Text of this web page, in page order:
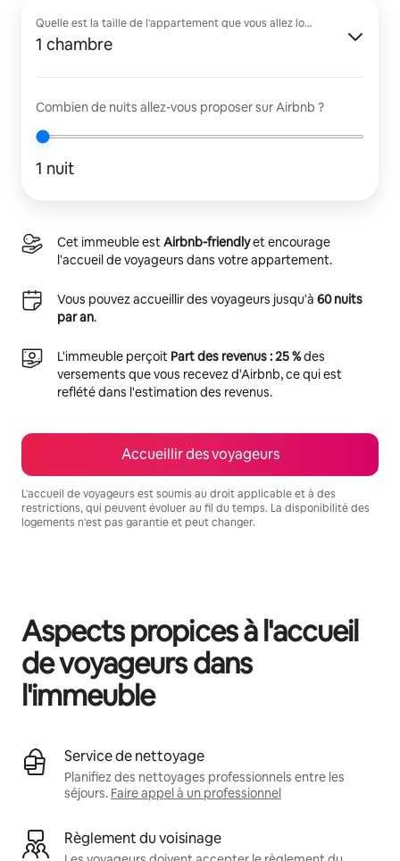
Quelle est la taille de l'appartement que vous allez louer ?
1 chambre
Combien de nuits allez-vous proposer sur Airbnb ?
1 nuit
Cet immeuble estAirbnb-friendlyet encourage
l'accueil de voyageurs dans votre appartement.
Vous pouvez accueillir des voyageurs jusqu'à 60 nuits
par an.
L'immeuble perçoit Part des revenus : 25 %des
versements que vous recevez d'Airbnb, ce qui est
reflété dans l'estimation des revenus.
Accueillir des voyageurs
L'accueil de voyageurs est soumis au droit applicable et à des
restrictions, qui peuvent évoluer au fil du temps. La disponibilité des
logements n'est pas garantie et peut changer.
Aspects propices à l'accueil
de voyageurs dans
l'immeuble
Service de nettoyage
Planifiez des nettoyages professionnels entre les
séjours. Faire appel à un professionnel
Règlement du voisinage